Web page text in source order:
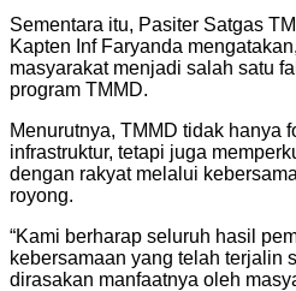
Sementara itu, Pasiter Satgas
Kapten Inf Faryanda
masyarakat menjadi salah satu
program TMMD.
Menurutnya, TMMD tidak hanya
infrastruktur, tetapi juga
dengan rakyat melalui
royong.
“Kami berharap seluruh hasil
kebersamaan yang telah terjalin
dirasakan manfaatnya oleh